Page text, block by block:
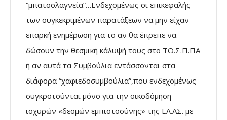
“μπατσολαγνεία”…Ενδεχομένως οι επικεφαλής
των συγκεκριμένων παρατάξεων να μην είχαν
επαρκή ενημέρωση για το αν θα έπρεπε να
δώσουν την θεσμική κάλυψή τους στο ΤΟ.Σ.Π.ΠΑ
ή αν αυτά τα Συμβούλια εντάσσονται στα
διάφορα “χαφιεδοσυμβούλια”,που ενδεχομένως
συγκροτούνται μόνο για την οικοδόμηση
ισχυρών «δεσμών εμπιστοσύνης» της ΕΛ.ΑΣ. με